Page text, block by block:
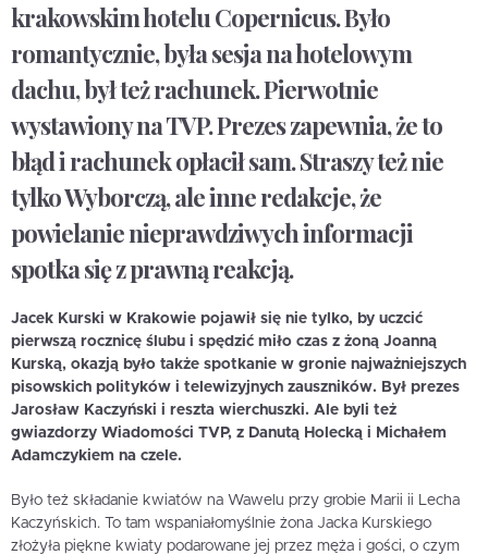
krakowskim hotelu Copernicus. Było
romantycznie, była sesja na hotelowym
dachu, był też rachunek. Pierwotnie
wystawiony na TVP. Prezes zapewnia, że to
błąd i rachunek opłacił sam. Straszy też nie
tylko Wyborczą, ale inne redakcje, że
powielanie nieprawdziwych informacji
spotka się z prawną reakcją.
Jacek Kurski w Krakowie pojawił się nie tylko, by uczcić
pierwszą rocznicę ślubu i spędzić miło czas z żoną Joanną
Kurską, okazją było także spotkanie w gronie najważniejszych
pisowskich polityków i telewizyjnych zauszników. Był prezes
Jarosław Kaczyński i reszta wierchuszki. Ale byli też
gwiazdorzy Wiadomości TVP, z Danutą Holecką i Michałem
Adamczykiem na czele.
Było też składanie kwiatów na Wawelu przy grobie Marii ii Lecha
Kaczyńskich. To tam wspaniałomyślnie żona Jacka Kurskiego
złożyła piękne kwiaty podarowane jej przez męża i gości, o czym